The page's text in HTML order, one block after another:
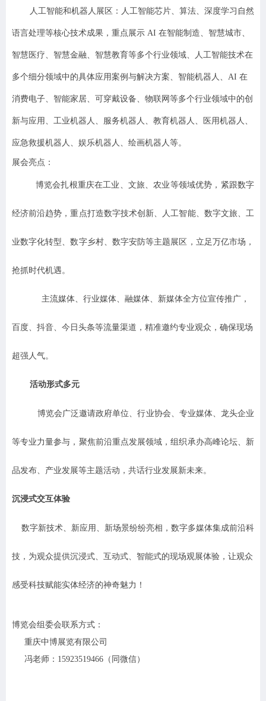
人工智能和机器人展区：人工智能芯片、算法、深度学习自然
语言处理等核心技术成果，重点展示 AI 在智能制造、智慧城市、
智慧医疗、智慧金融、智慧教育等多个行业领域、人工智能技术在
多个细分领域中的具体应用案例与解决方案、智能机器人、AI 在
消费电子、智能家居、可穿戴设备、物联网等多个行业领域中的创
新与应用、工业机器人、服务机器人、教育机器人、医用机器人、
应急救援机器人、娱乐机器人、绘画机器人等。
展会亮点：
博览会扎根重庆在工业、文旅、农业等领域优势，紧跟数字
经济前沿趋势，重点打造数字技术创新、人工智能、数字文旅、工
业数字化转型、数字乡村、数字安防等主题展区，立足万亿市场，
抢抓时代机遇。
主流媒体、行业媒体、融媒体、新媒体全方位宣传推广，
百度、抖音、今日头条等流量渠道，精准邀约专业观众，确保现场
超强人气。
活动形式多元
博览会广泛邀请政府单位、行业协会、专业媒体、龙头企业
等专业力量参与，聚焦前沿重点发展领域，组织承办高峰论坛、新
品发布、产业发展等主题活动，共话行业发展新未来。
沉浸式交互体验
数字新技术、新应用、新场景纷纷亮相，数字多媒体集成前沿科
技，为观众提供沉浸式、互动式、智能式的现场观展体验，让观众
感受科技赋能实体经济的神奇魅力！
博览会组委会联系方式：
重庆中博展览有限公司
冯老师：15923519466（同微信）